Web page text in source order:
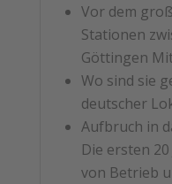
Vor dem
Stationen
Göttingen
Wo sind sie
deutscher
Aufbruch in
Die ersten
von Betrieb